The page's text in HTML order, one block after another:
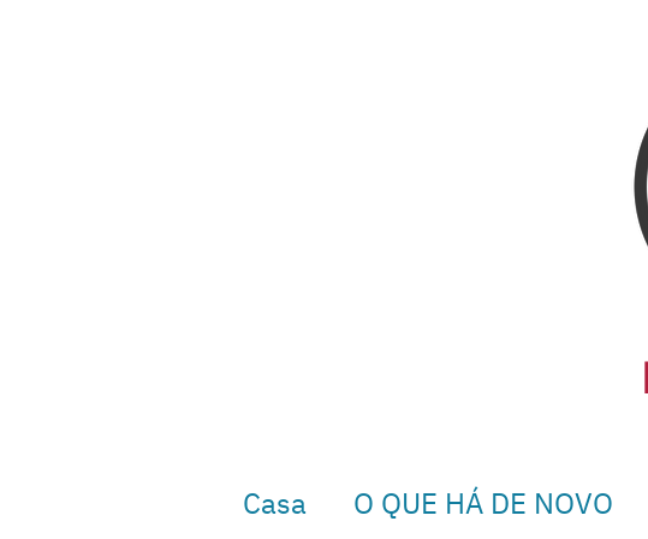
Casa O QUE HÁ DE NOVO